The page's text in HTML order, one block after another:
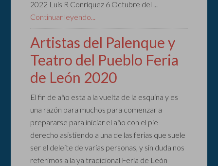
2022 Luis R Conriquez 6 Octubre del ...
Continuar leyendo...
Artistas del Palenque y
Teatro del Pueblo Feria
de León 2020
El fin de año esta a la vuelta de la esquina y es
una razón para muchos para comenzar a
prepararse para iniciar el año con el pie
derecho asistiendo a una de las ferias que suele
ser el deleite de varias personas, y sin duda nos
referimos a la ya tradicional Feria de León